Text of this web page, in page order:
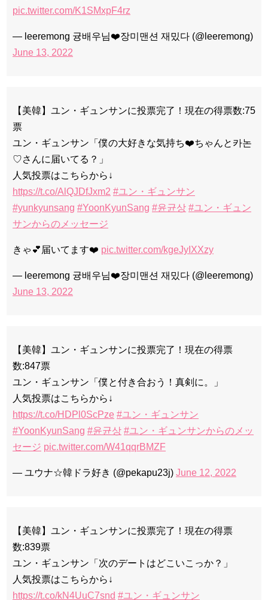
pic.twitter.com/K1SMxpF4rz
— leeremong 귱배우님❤️장미맨션 재밌다 (@leeremong)
June 13, 2022
【美韓】ユン・ギュンサンに投票完了！現在の得票数:75
票
ユン・ギュンサン「僕の大好きな気持ち❤️ちゃんと카논
♡さんに届いてる？」
人気投票はこちらから↓
https://t.co/AlQJDfJxm2 #ユン・ギュンサン
#yunkyunsang #YoonKyunSang #윤균상 #ユン・ギュン
サンからのメッセージ
きゃ💕届いてます❤️ pic.twitter.com/kgeJyIXXzy
— leeremong 귱배우님❤️장미맨션 재밌다 (@leeremong)
June 13, 2022
【美韓】ユン・ギュンサンに投票完了！現在の得票
数:847票
ユン・ギュンサン「僕と付き合おう！真剣に。」
人気投票はこちらから↓
https://t.co/HDPl0ScPze #ユン・ギュンサン
#YoonKyunSang #윤균상 #ユン・ギュンサンからのメッ
セージ pic.twitter.com/W41qqrBMZF
— ユウナ☆韓ドラ好き (@pekapu23j) June 12, 2022
【美韓】ユン・ギュンサンに投票完了！現在の得票
数:839票
ユン・ギュンサン「次のデートはどこいこっか？」
人気投票はこちらから↓
https://t.co/kN4UuC7snd #ユン・ギュンサン